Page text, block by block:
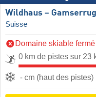
Wildhaus –
Suisse
Domaine skiable fermé
0 km de pistes sur 23
- cm (haut des pistes)